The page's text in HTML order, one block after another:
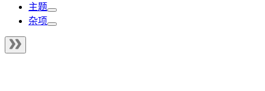
主题
杂项